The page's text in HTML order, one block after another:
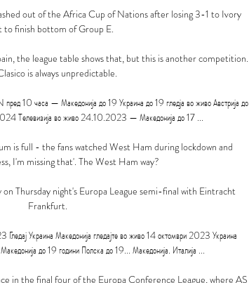
out of the Africa Cup of Nations after losing 3-1 to Ivory
to finish bottom of Group E.
the league table shows that, but this is another competition.
is always unpredictable.
— Македонија до 19 Украина до 19 гледја во живо Австрија до
Телевизија во живо 24.10.2023 — Македонија до 17 ...
is full - the fans watched West Ham during lockdown and
I'm missing that'. The West Ham way?
Thursday night's Europa League semi-final with Eintracht
Frankfurt.
Украина Македонија гледајте во живо 14 октомври 2023 Украина
до 19 години Полска до 19... Македонија. Италија ...
in the final four of the Europa Conference League, where AS